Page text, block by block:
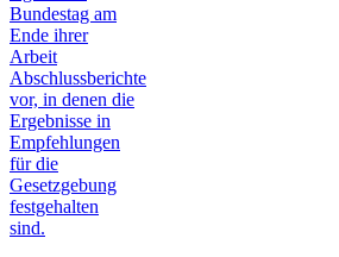
Bundestag am
Ende ihrer
Arbeit
Abschlussberichte
vor, in denen die
Ergebnisse in
Empfehlungen
für die
Gesetzgebung
festgehalten
sind.